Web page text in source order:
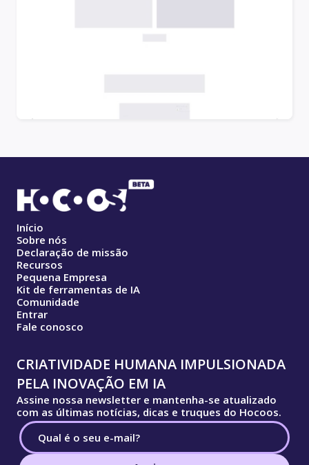
Início
Sobre nós
Declaração de missão
Recursos
Pequena Empresa
Kit de ferramentas de IA
Comunidade
Entrar
Fale conosco
CRIATIVIDADE HUMANA IMPULSIONADA
PELA INOVAÇÃO EM IA
Assine nossa newsletter e mantenha-se atualizado
com as últimas notícias, dicas e truques do Hocoos.